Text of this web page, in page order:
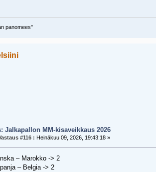
panomees"
Jalkapallon MM-kisaveikkaus 2026
#116 : Heinäkuu 09, 2026, 19:43:18 »
– Marokko -> 2
– Belgia -> 2